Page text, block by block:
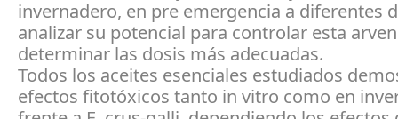
invernadero, en pre emergencia a diferentes
analizar su potencial para controlar esta
determinar las dosis más adecuadas.
Todos los aceites esenciales estudiados
efectos fitotóxicos tanto in vitro como en